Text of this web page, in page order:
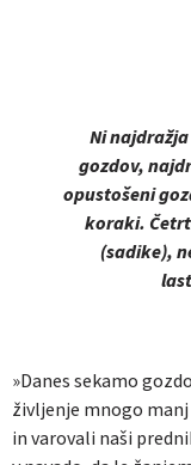
Ni
gozdov,
opustošeni
koraki.
(sadike),
»Danes sekamo
življenje mnogo
in varovali naši